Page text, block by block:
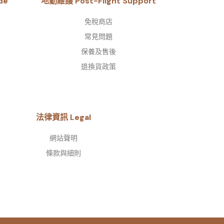
免稅商店
常見問題
保養及售後
退換貨政策
法律資訊 Legal
網站聲明
條款與細則